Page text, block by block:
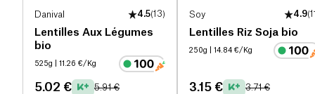
Danival 4.5(13)
Lentilles Aux Légumes
bio
525g | 11.26 €/Kg
5.02 € 5.91 €
Soy 4.9(
Lentilles Riz Soja bio
250g | 14.84 €/Kg
3.15 € 3.71 €